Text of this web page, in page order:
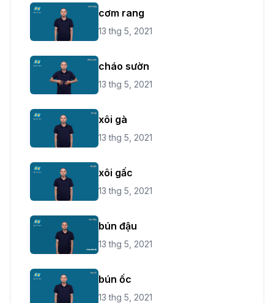
cơm rang
13 thg 5, 2021
cháo sườn
13 thg 5, 2021
xôi gà
13 thg 5, 2021
xôi gấc
13 thg 5, 2021
bún đậu
13 thg 5, 2021
bún ốc
13 thg 5, 2021